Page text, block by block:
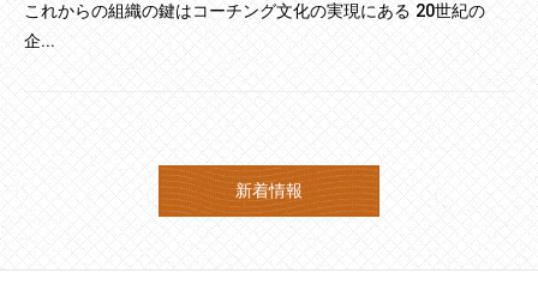
これからの組織の鍵はコーチング文化の実現にある 20世紀の
企...
新着情報